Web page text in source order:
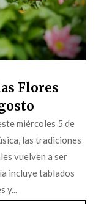
Flores
miércoles 5 de
las tradiciones
vuelven a ser
incluye tablados
y...